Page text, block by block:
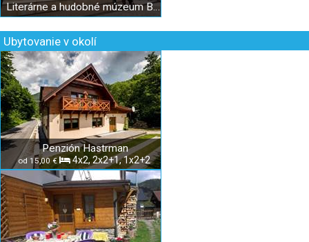
Literárne a hudobné múzeum Banská Bystrica - bývalý Župný dom
Ubytovanie v okolí
Penzión Hastrman
od 15,00 € 4x2, 2x2+1, 1x2+2